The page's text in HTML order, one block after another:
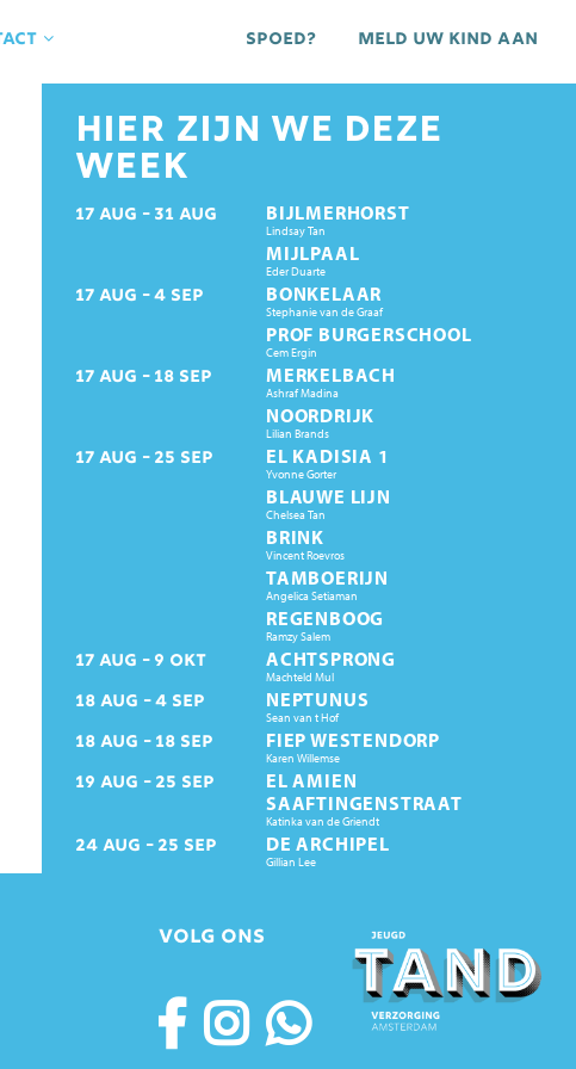
Meld uw kind aan
Spoed?
HIER ZIJN WE DEZE
WEEK
17 AUG 31 AUG BIJLMERHORST
Lindsay Tan
MIJLPAAL
Eder Duarte
17 AUG 4 SEP BONKELAAR
Stephanie van de Graaf
PROF BURGERSCHOOL
Cem Ergin
17 AUG 18 SEP MERKELBACH
Ashraf Madina
NOORDRIJK
Lilian Brands
17 AUG 25 SEP EL KADISIA 1
Yvonne Gorter
BLAUWE LIJN
Chelsea Tan
BRINK
Vincent Roevros
TAMBOERIJN
Angelica Setiaman
REGENBOOG
Ramzy Salem
17 AUG 9 OKT ACHTSPRONG
Machteld Mul
18 AUG 4 SEP NEPTUNUS
Sean van t Hof
18 AUG 18 SEP FIEP WESTENDORP
Karen Willemse
19 AUG 25 SEP
EL AMIEN
SAAFTINGENSTRAAT
Katinka van de Griendt
24 AUG 25 SEP DE ARCHIPEL
Gillian Lee
VOLG ONS